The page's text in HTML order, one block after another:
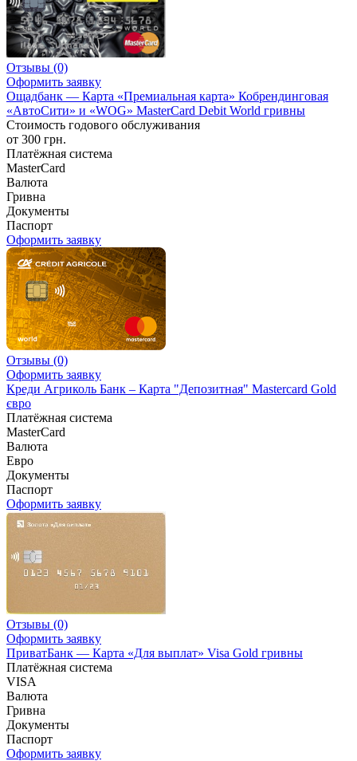
Отзывы (0)
Оформить заявку
Ощадбанк — Карта «Премиальная карта» Кобрендинговая
«АвтоСити» и «WOG» MasterCard Debit World гривны
Стоимость годового обслуживания
от 300 грн.
Платёжная система
MasterCard
Валюта
Гривна
Документы
Паспорт
Оформить заявку
Отзывы (0)
Оформить заявку
Креди Агриколь Банк – Карта "Депозитная" Mastercard Gold
євро
Платёжная система
MasterCard
Валюта
Евро
Документы
Паспорт
Оформить заявку
Отзывы (0)
Оформить заявку
ПриватБанк — Карта «Для выплат» Visa Gold гривны
Платёжная система
VISA
Валюта
Гривна
Документы
Паспорт
Оформить заявку